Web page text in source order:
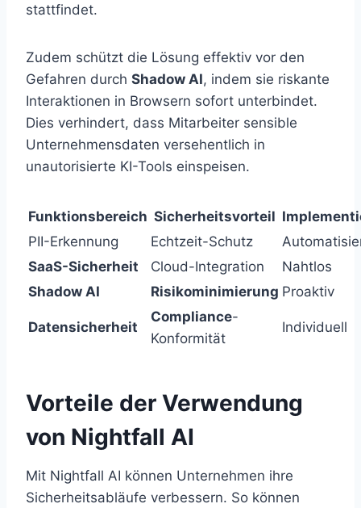
stattfindet.
Zudem schützt die Lösung effektiv vor den
Gefahren durch Shadow AI, indem sie riskante
Interaktionen in Browsern sofort unterbindet.
Dies verhindert, dass Mitarbeiter sensible
Unternehmensdaten versehentlich in
unautorisierte KI-Tools einspeisen.
Funktionsbereich Sicherheitsvorteil
PII-Erkennung
Echtzeit-Schutz
SaaS-Sicherheit
Cloud-Integration
Nahtlos
Shadow AI
Risikominimierung Proaktiv
Datensicherheit
Compliance-
Konformität
Individuell
Vorteile der Verwendung
von Nightfall AI
Mit Nightfall AI können Unternehmen ihre
Sicherheitsabläufe verbessern. So können